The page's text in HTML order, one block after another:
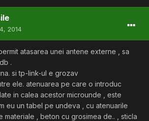
2014
atasarea unei antene externe , sa
.
si tp-link-ul e grozav
ele. atenuarea pe care o introduc
in calea acestor microunde , este
eu un tabel pe undeva , cu atenuarile
materiale , beton cu grosimea de.. , sticla